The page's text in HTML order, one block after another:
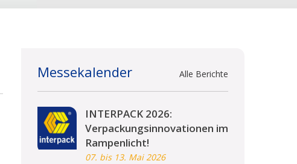
Messekalender Alle Berichte
INTERPACK 2026:
Verpackungsinnovationen im
Rampenlicht!
07. bis 13. Mai 2026